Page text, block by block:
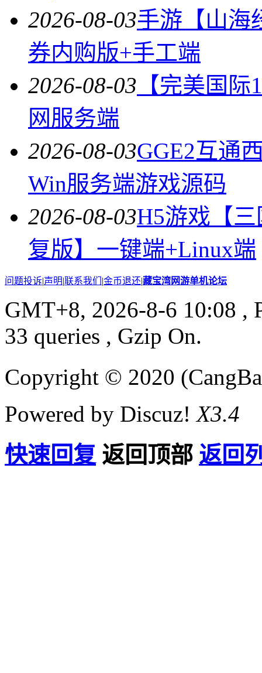
2026-08-03手游【山海
券内购版+手工端
2026-08-03 【完美国
网服务端
2026-08-03GGE2互通
Win服务端游戏源码
2026-08-03H5游戏【
复版】一键端+Linux端
问题投诉|声明|联系我们 |金币退还|藏宝湾网游单机论坛
GMT+8, 2026-8-6 10:08 ,
33 queries , Gzip On.
Copyright © 2020
Powered by Discuz!X3.4
快速回复 返回顶部 返回